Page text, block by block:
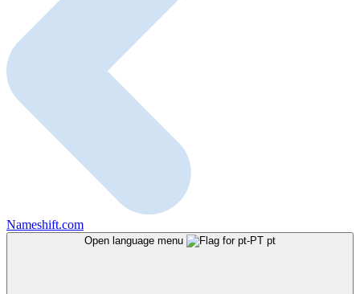
Nameshift.com
Open language menu pt